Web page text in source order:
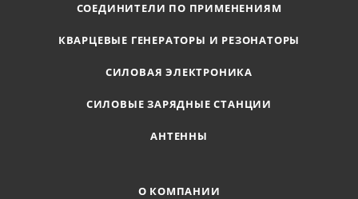
СОЕДИНИТЕЛИ ПО ПРИМЕНЕНИЯМ
КВАРЦЕВЫЕ ГЕНЕРАТОРЫ И РЕЗОНАТОРЫ
СИЛОВАЯ ЭЛЕКТРОНИКА
СИЛОВЫЕ ЗАРЯДНЫЕ СТАНЦИИ
АНТЕННЫ
О КОМПАНИИ